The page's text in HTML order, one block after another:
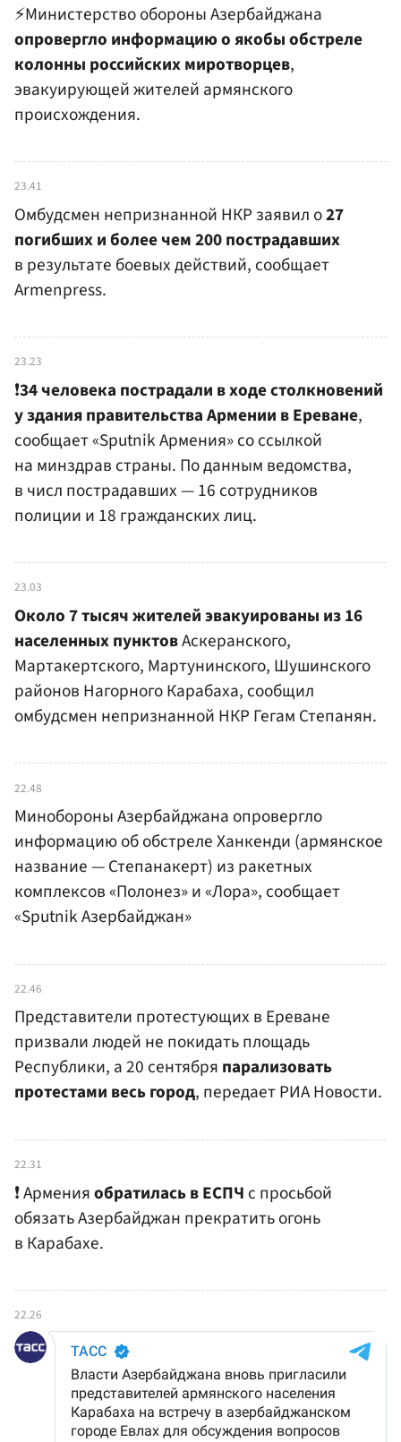
⚡️Министерство обороны Азербайджана
опровергло информацию о якобы обстреле
колонны российских миротворцев,
эвакуирующей жителей армянского
происхождения.
23.41
Омбудсмен непризнанной НКР заявил о27
погибших и более чем 200 пострадавших
в результате боевых действий, сообщает
Armenpress.
23.23
❗️34 человека пострадали в ходе столкновений
у здания правительства Армении в Ереване,
сообщает «Sputnik Армения» со ссылкой
на минздрав страны. По данным ведомства,
в числ пострадавших — 16 сотрудников
полиции и 18 гражданских лиц.
23.03
Около 7 тысяч жителей эвакуированы из 16
населенных пунктовАскеранского,
Мартакертского, Мартунинского, Шушинского
районов Нагорного Карабаха, сообщил
омбудсмен непризнанной НКР Гегам Степанян.
22.48
Минобороны Азербайджана опровергло
информацию об обстреле Ханкенди (армянское
название — Степанакерт) из ракетных
комплексов «Полонез» и «Лора», сообщает
«Sputnik Азербайджан»
22.46
Представители протестующих в Ереване
призвали людей не покидать площадь
Республики, а 20 сентября парализовать
протестами весь город, передает РИА Новости.
22.31
❗️ Арменияобратилась в ЕСПЧ с просьбой
обязать Азербайджан прекратить огонь
в Карабахе.
22.26